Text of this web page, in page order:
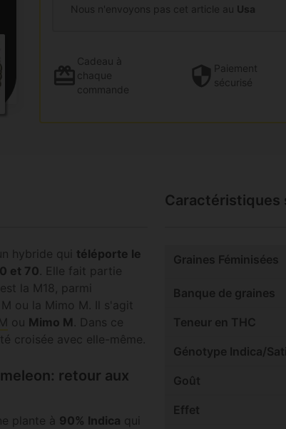
Nous n'envoyons pas cet article au Usa
Cadeau à
chaque
commande
Paiement
sécurisé
hybride qui téléporte le
et 70. Elle fait partie
la M18, parmi
ou la Mimo M. Il s'agit
ou Mimo M . Dans ce
croisée avec elle-même.
retour aux
plante à 90% Indica qui
Caractéristiques
Graines Féminisées
Banque de graines
Teneur en THC
Génotype Indica/
Goût
Effet